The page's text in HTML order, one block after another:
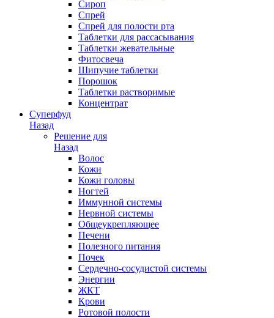
Сироп
Спрей
Спрей для полости рта
Таблетки для рассасывания
Таблетки жевательные
Фитосвеча
Шипучие таблетки
Порошок
Таблетки растворимые
Концентрат
Суперфуд
Назад
Решение для
Назад
Волос
Кожи
Кожи головы
Ногтей
Иммунной системы
Нервной системы
Общеукрепляющее
Печени
Полезного питания
Почек
Сердечно-сосудистой системы
Энергии
ЖКТ
Крови
Ротовой полости